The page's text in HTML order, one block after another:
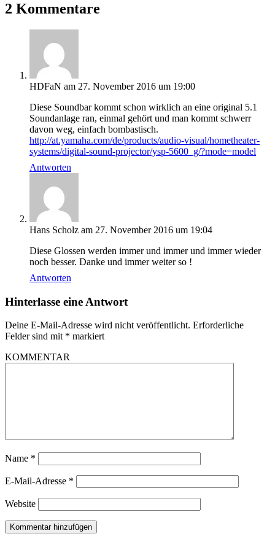
2 Kommentare
HDFaN am 27. November 2016 um 19:00
Diese Soundbar kommt schon wirklich an eine original 5.1
Soundanlage ran, einmal gehört und man kommt schwerr
davon weg, einfach bombastisch.
http://at.yamaha.com/de/products/audio-visual/hometheater-
systems/digital-sound-projector/ysp-5600_g/?mode=model
Antworten
Hans Scholz am 27. November 2016 um 19:04
Diese Glossen werden immer und immer und immer wieder
noch besser. Danke und immer weiter so !
Antworten
Hinterlasse eine Antwort
Deine E-Mail-Adresse wird nicht veröffentlicht. Erforderliche
Felder sind mit * markiert
KOMMENTAR
Name *
E-Mail-Adresse *
Website